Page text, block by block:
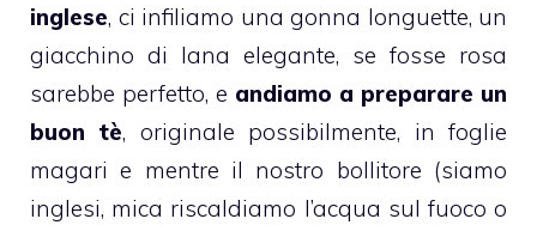
inglese, ci infiliamo una gonna longuette, un
giacchino di lana elegante, se fosse rosa
sarebbe perfetto, e andiamo a preparare un
buon tè, originale possibilmente, in foglie
magari e mentre il nostro bollitore (siamo
inglesi, mica riscaldiamo l’acqua sul fuoco o